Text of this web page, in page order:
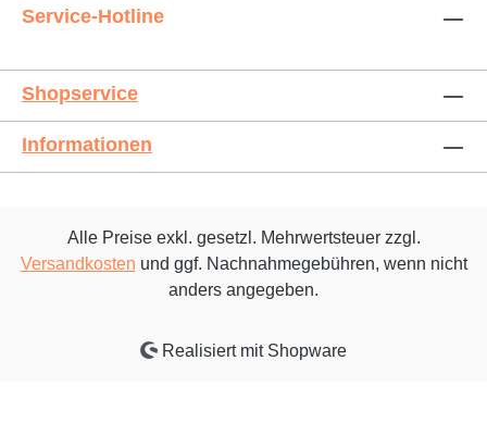
Service-Hotline
Shopservice
Informationen
Alle Preise exkl. gesetzl. Mehrwertsteuer zzgl.
Versandkosten und ggf. Nachnahmegebühren, wenn nicht
anders angegeben.
Realisiert mit Shopware